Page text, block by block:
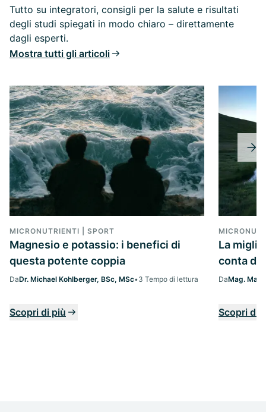
Tutto su integratori, consigli per la salute e risultati
degli studi spiegati in modo chiaro – direttamente
dagli esperti.
Mostra tutti gli articoli
MICRONUTRIENTI | SPORT
Magnesio e potassio: i benefici di
questa potente coppia
DaDr. Michael Kohlberger, BSc, MSc•3 Tempo di lettura
Scopri di più
La
conta
DaMag.
Scopri di